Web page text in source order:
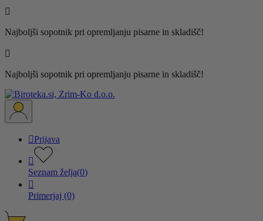

Najboljši sopotnik pri opremljanju pisarne in skladišč!

Najboljši sopotnik pri opremljanju pisarne in skladišč!
Prijava

Seznam želja(0)

Primerjaj (0)